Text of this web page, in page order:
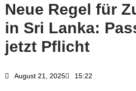
Neue Regel für
in Sri Lanka:
jetzt Pflicht
August 21, 2025 15:22